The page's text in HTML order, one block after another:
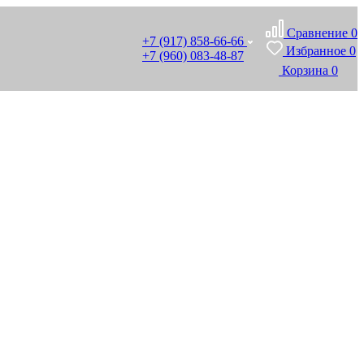
+7 (917) 858-66-66
+7 (960) 083-48-87
Сравнение 0
Избранное 0
Корзина 0